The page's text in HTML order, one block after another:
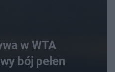
w WTA
bój pełen